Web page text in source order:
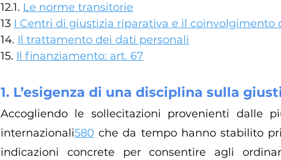
12.1. Le norme transitorie
13 I Centri di giustizia riparativa e il coinvolgimento
14. Il trattamento dei dati personali
15. Il finanziamento: art. 67
1. L’esigenza di una disciplina sulla
Accogliendo le sollecitazioni provenienti dalle
internazionali580 che da tempo hanno stabilito
indicazioni concrete per consentire agli